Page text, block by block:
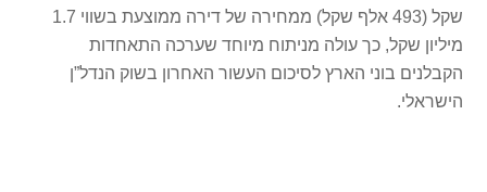
שקל (493 אלף שקל) ממחירה של דירה ממוצעת בשווי 1.7
מיליון שקל, כך עולה מניתוח מיוחד שערכה התאחדות
הקבלנים בוני הארץ לסיכום העשור האחרון בשוק הנדל”ן
הישראלי.